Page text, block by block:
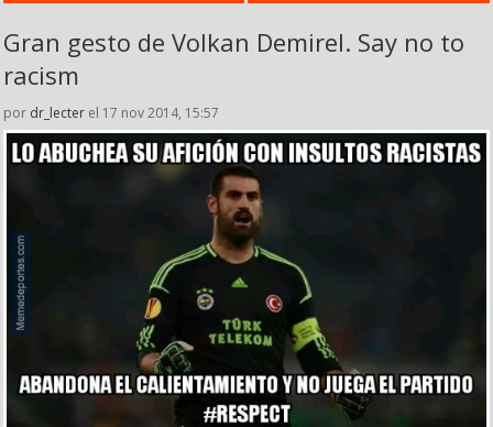
Gran gesto de Volkan Demirel. Say no to
racism
por dr_lecter el 17 nov 2014, 15:57